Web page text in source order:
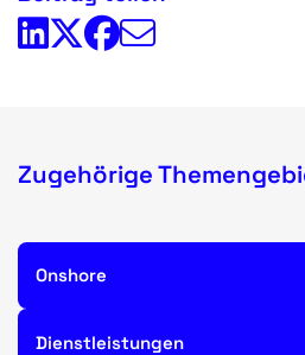
Zugehörige
Onshore
Dienstleistungen